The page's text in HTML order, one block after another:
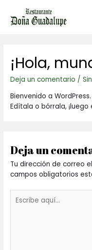
contenido
¡Hola,
Deja un comentario /
Bienvenido a
Edítala o bórrala,
Deja un
Tu dirección de correo
campos obligatorios
aquí...